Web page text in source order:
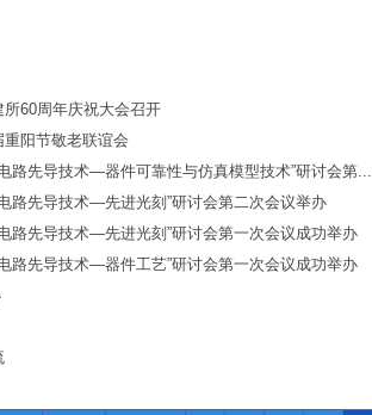
60周年庆祝大会召开
阳节敬老联谊会
路先导技术—器件可靠性与仿真模型技术”研讨会第...
路先导技术—先进光刻”研讨会第二次会议举办
路先导技术—先进光刻”研讨会第一次会议成功举办
路先导技术—器件工艺”研讨会第一次会议成功举办